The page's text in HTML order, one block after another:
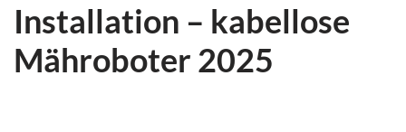
Installation – kabellose
Mähroboter 2025